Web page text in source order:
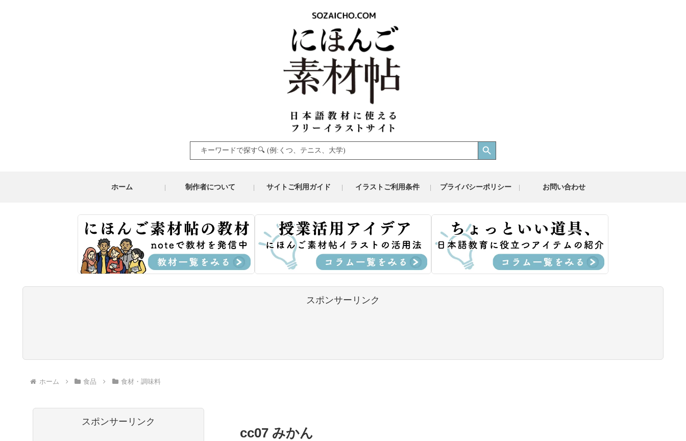
Search
for:
Search Button
ホーム 制作者について サイトご利用ガイド イラストご利用条件 プライバシーポリシー お問い合わせ
スポンサーリンク
ホーム 食品 食材・調味料
cc07 みかん
スポンサーリンク